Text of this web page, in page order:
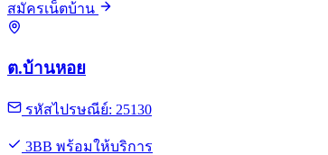
สมัครเน็ตบ้าน
ต.บ้านหอย
รหัสไปรษณีย์: 25130
3BB พร้อมให้บริการ